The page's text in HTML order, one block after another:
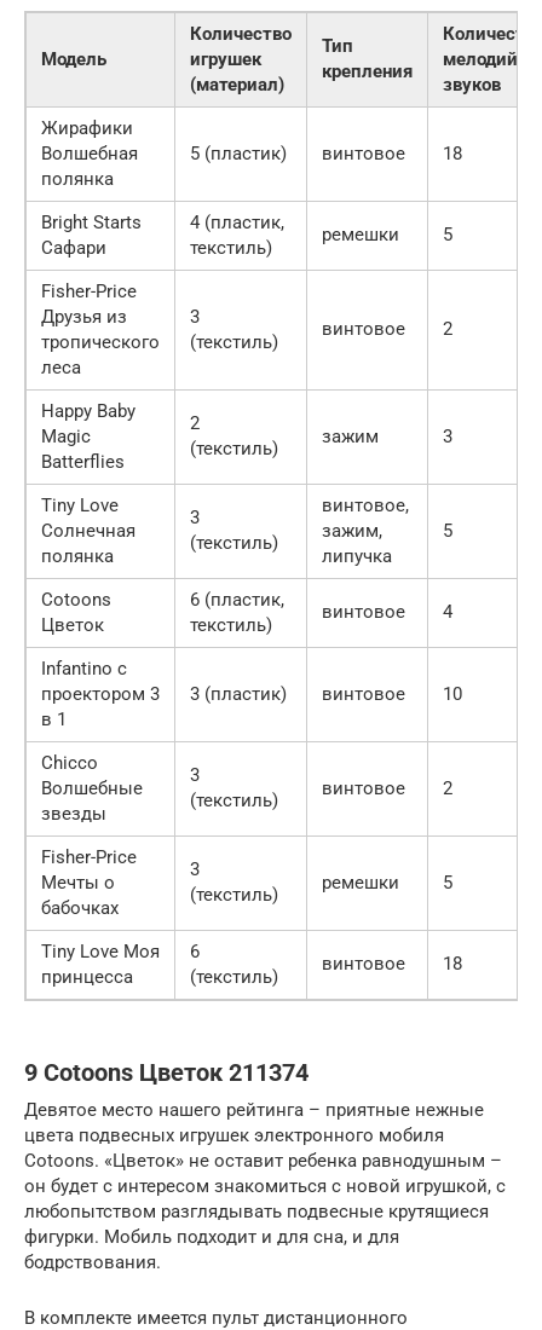
Модель
Количество
игрушек
(материал)
Тип
крепления
мелодий и
звуков
Жирафики
Волшебная
полянка
5 (пластик) винтовое 18
Bright Starts
Сафари
4 (пластик,
текстиль)
ремешки 5
Fisher-Price
Друзья из
тропического
леса
3
(текстиль)
винтовое 2
Happy Baby
Magic
Batterflies
2
(текстиль)
зажим 3
Tiny Love
Солнечная
полянка
3
(текстиль)
винтовое,
зажим,
липучка
5
Cotoons
Цветок
6 (пластик,
текстиль)
винтовое 4
Infantino с
проектором 3
в 1
3 (пластик) винтовое 10
Chicco
Волшебные
звезды
3
(текстиль)
винтовое 2
Fisher-Price
Мечты о
бабочках
3
(текстиль)
ремешки 5
Tiny Love Моя
принцесса
6
(текстиль)
винтовое 18
9 Cotoons Цветок 211374
Девятое место нашего рейтинга – приятные нежные
цвета подвесных игрушек электронного мобиля
Cotoons. «Цветок» не оставит ребенка равнодушным –
он будет с интересом знакомиться с новой игрушкой, с
любопытством разглядывать подвесные крутящиеся
фигурки. Мобиль подходит и для сна, и для
бодрствования.
В комплекте имеется пульт дистанционного